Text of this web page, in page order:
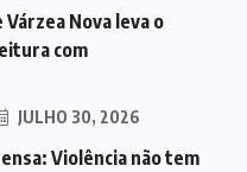
Nova leva o
com
JULHO 30, 2026
Violência não tem